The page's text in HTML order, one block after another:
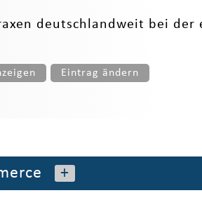
deutschlandweit bei
Eintrag ändern
+